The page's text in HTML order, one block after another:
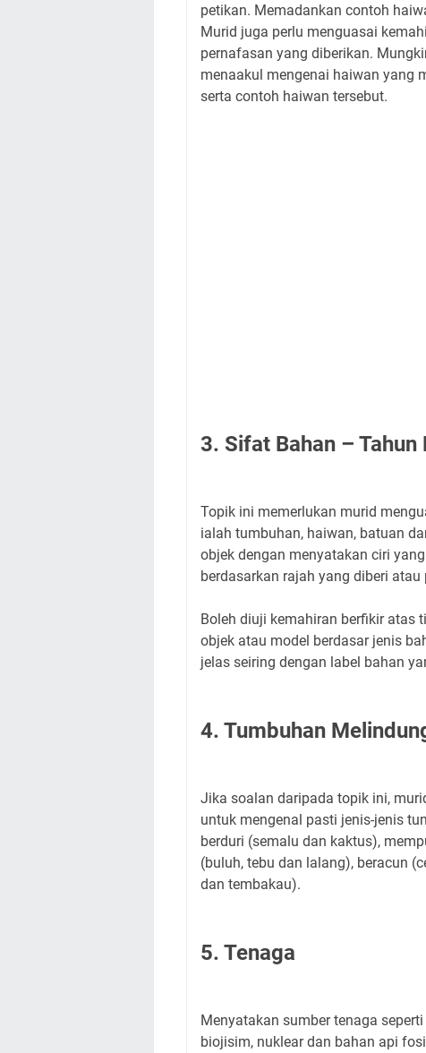
petikan. Memadankan contoh
Murid juga perlu menguasai
pernafasan yang diberikan.
menaakul mengenai haiwan yang
serta contoh haiwan tersebut.
3. Sifat Bahan – Tahun
Topik ini memerlukan murid
ialah tumbuhan, haiwan, batuan
objek dengan menyatakan ciri
berdasarkan rajah yang diberi
Boleh diuji kemahiran berfikir atas
objek atau model berdasar jenis
jelas seiring dengan label bahan
4. Tumbuhan
Jika soalan daripada topik ini,
untuk mengenal pasti jenis-jenis
berduri (semalu dan kaktus),
(buluh, tebu dan lalang), beracun
dan tembakau).
5. Tenaga
Menyatakan sumber tenaga
biojisim, nuklear dan bahan api